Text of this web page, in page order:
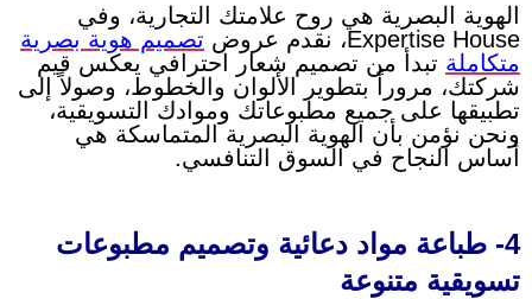
الهوية البصرية هي روح علامتك التجارية، وفي
Expertise House، نقدم عروض
تصميم هوية بصرية
متكاملة تبدأ من تصميم شعار احترافي يعكس قيم
شركتك، مروراً بتطوير الألوان والخطوط، وصولاً إلى
تطبيقها على جميع مطبوعاتك وموادك التسويقية،
ونحن نؤمن بأن الهوية البصرية المتماسكة هي
أساس النجاح في السوق التنافسي.
4- طباعة مواد دعائية وتصميم مطبوعات
تسويقية متنوعة